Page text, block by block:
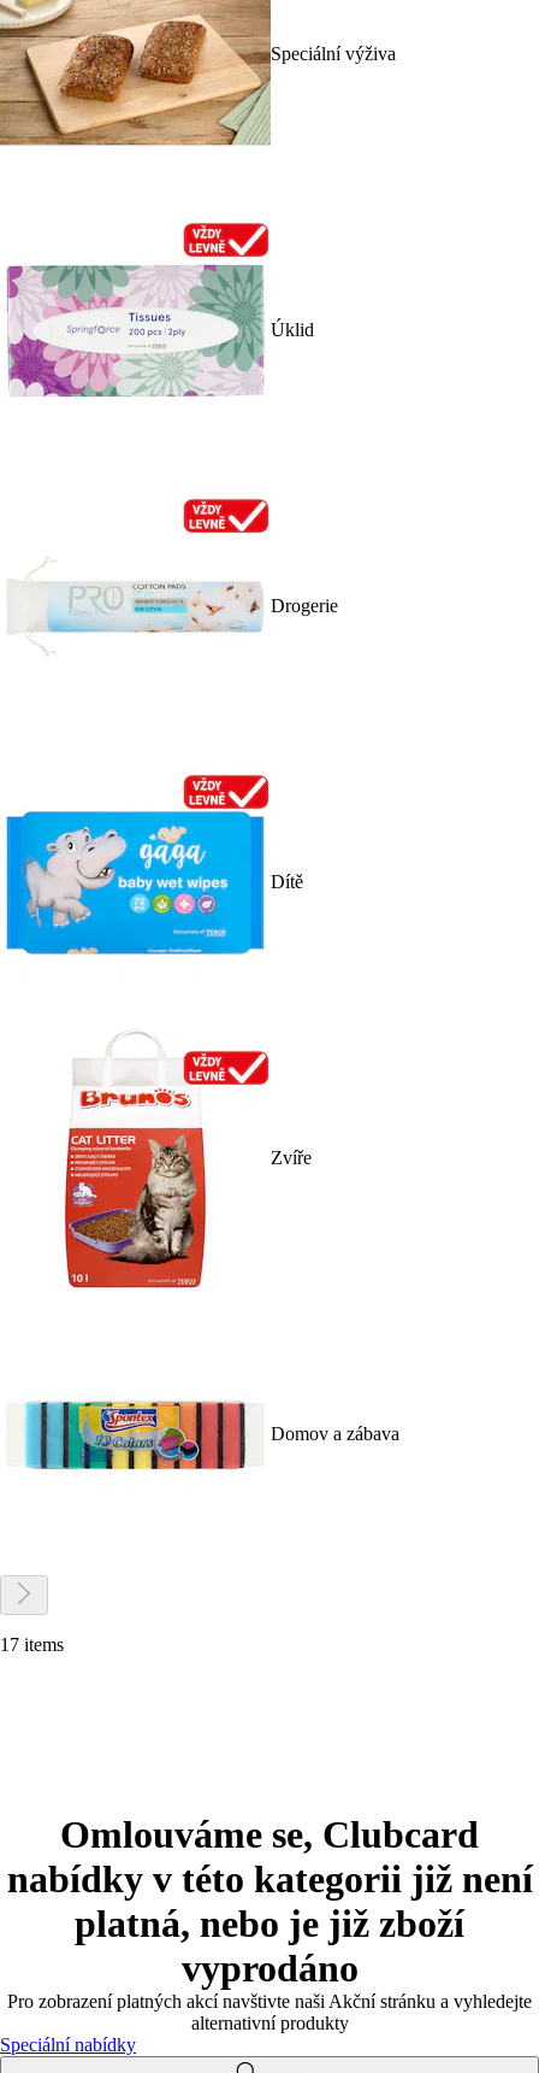
Speciální výživa
Úklid
Drogerie
Dítě
Zvíře
Domov a zábava
17 items
Omlouváme se, Clubcard
nabídky v této kategorii již není
platná, nebo je již zboží
vyprodáno
Pro zobrazení platných akcí navštivte naši Akční stránku a vyhledejte
alternativní produkty
Speciální nabídky